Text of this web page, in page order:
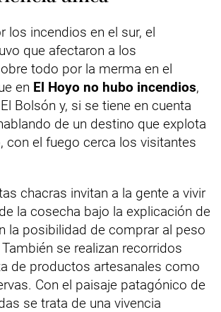
los incendios en el sur, el
que afectaron a los
todo por la merma en el
en El Hoyo no hubo incendios,
Bolsón y, si se tiene en cuenta
de un destino que explota
con el fuego cerca los visitantes
chacras invitan a la gente a vivir
la cosecha bajo la explicación de
la posibilidad de comprar al peso
se realizan recorridos
de productos artesanales como
Con el paisaje patagónico de
se trata de una vivencia